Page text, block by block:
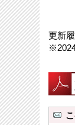
更新